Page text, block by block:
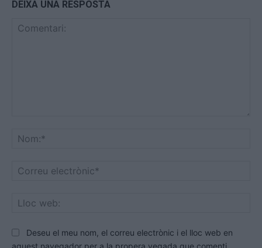
DEIXA UNA RESPOSTA
Deseu el meu nom, el correu electrònic i el lloc web en
aquest navegador per a la propera vegada que comenti.